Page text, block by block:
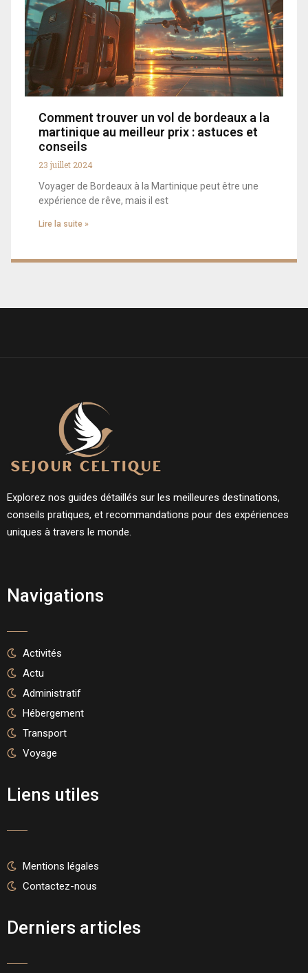
Comment trouver un vol de bordeaux a la
martinique au meilleur prix : astuces et
conseils
23 juillet 2024
Voyager de Bordeaux à la Martinique peut être une
expérience de rêve, mais il est
Lire la suite »
Explorez nos guides détaillés sur les meilleures destinations,
conseils pratiques, et recommandations pour des expériences
uniques à travers le monde.
Navigations
Activités
Actu
Administratif
Hébergement
Transport
Voyage
Liens utiles
Mentions légales
Contactez-nous
Derniers articles